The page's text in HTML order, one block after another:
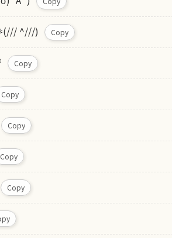
^///) Copy
Copy
Copy
Copy
Copy
Copy